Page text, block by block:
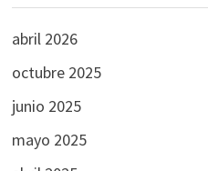
abril 2026
octubre 2025
junio 2025
mayo 2025